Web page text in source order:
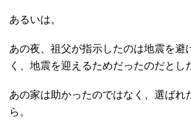
あるいは。
あの夜、祖父が指示したのは地震を避
く、地震を迎えるためだったのだとし
あの家は助かったのではなく、選ばれ
ら。